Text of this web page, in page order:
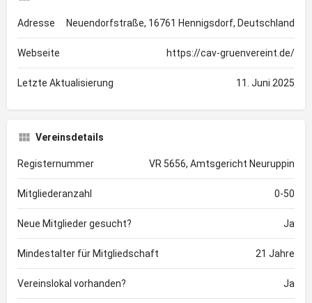
Adresse Neuendorfstraße, 16761 Hennigsdorf, Deutschland
Webseite https://cav-gruenvereint.de/
Letzte Aktualisierung 11. Juni 2025
Vereinsdetails
Registernummer VR 5656, Amtsgericht Neuruppin
Mitgliederanzahl 0-50
Neue Mitglieder gesucht? Ja
Mindestalter für Mitgliedschaft 21 Jahre
Vereinslokal vorhanden? Ja